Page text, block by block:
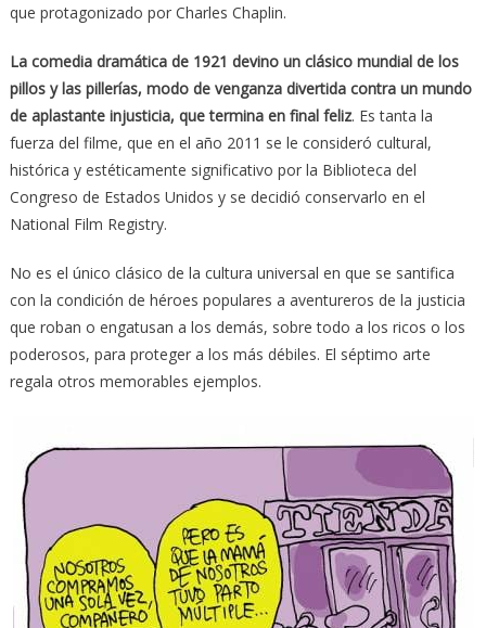
que protagonizado por Charles Chaplin.
La comedia dramática de 1921 devino un clásico mundial de los
pillos y las pillerías, modo de venganza divertida contra un mundo
de aplastante injusticia, que termina en final feliz. Es tanta la
fuerza del filme, que en el año 2011 se le consideró cultural,
histórica y estéticamente significativo por la Biblioteca del
Congreso de Estados Unidos y se decidió conservarlo en el
National Film Registry.
No es el único clásico de la cultura universal en que se santifica
con la condición de héroes populares a aventureros de la justicia
que roban o engatusan a los demás, sobre todo a los ricos o los
poderosos, para proteger a los más débiles. El séptimo arte
regala otros memorables ejemplos.